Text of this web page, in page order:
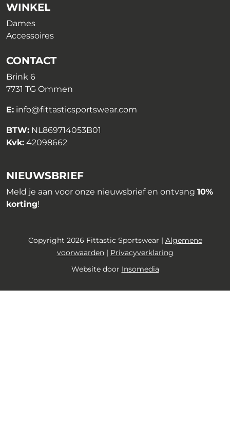
WINKEL
Dames
Accessoires
CONTACT
Brink 6
7731 TG Ommen
E: info@fittasticsportswear.com
BTW: NL869714053B01
Kvk: 42098662
NIEUWSBRIEF
Meld je aan voor onze nieuwsbrief en ontvang 10%
korting!
Copyright 2026 Fittastic Sportswear | Algemene
voorwaarden| Privacyverklaring
Website door Insomedia